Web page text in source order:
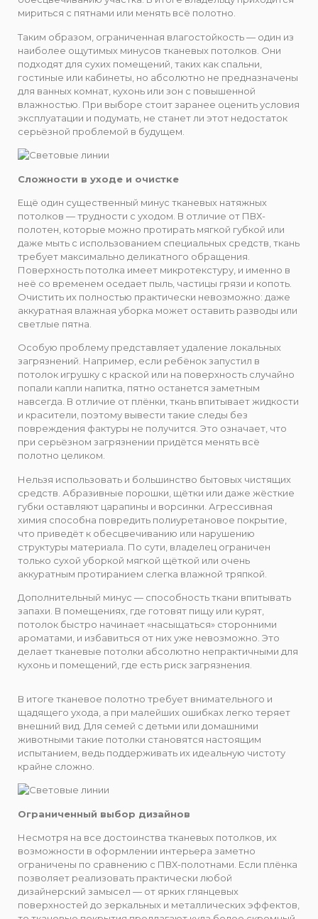
мириться с пятнами или менять всё полотно.
Таким образом, ограниченная влагостойкость — один из
наиболее ощутимых минусов тканевых потолков. Они
подходят для сухих помещений, таких как спальни,
гостиные или кабинеты, но абсолютно не предназначены
для ванных комнат, кухонь или зон с повышенной
влажностью. При выборе стоит заранее оценить условия
эксплуатации и подумать, не станет ли этот недостаток
серьёзной проблемой в будущем.
Сложности в уходе и очистке
Ещё один существенный минус тканевых натяжных
потолков — трудности с уходом. В отличие от ПВХ-
полотен, которые можно протирать мягкой губкой или
даже мыть с использованием специальных средств, ткань
требует максимально деликатного обращения.
Поверхность потолка имеет микротекстуру, и именно в
неё со временем оседает пыль, частицы грязи и копоть.
Очистить их полностью практически невозможно: даже
аккуратная влажная уборка может оставить разводы или
светлые пятна.
Особую проблему представляет удаление локальных
загрязнений. Например, если ребёнок запустил в
потолок игрушку с краской или на поверхность случайно
попали капли напитка, пятно останется заметным
навсегда. В отличие от плёнки, ткань впитывает жидкости
и красители, поэтому вывести такие следы без
повреждения фактуры не получится. Это означает, что
при серьёзном загрязнении придётся менять всё
полотно целиком.
Нельзя использовать и большинство бытовых чистящих
средств. Абразивные порошки, щётки или даже жёсткие
губки оставляют царапины и ворсинки. Агрессивная
химия способна повредить полиуретановое покрытие,
что приведёт к обесцвечиванию или нарушению
структуры материала. По сути, владелец ограничен
только сухой уборкой мягкой щёткой или очень
аккуратным протиранием слегка влажной тряпкой.
Дополнительный минус — способность ткани впитывать
запахи. В помещениях, где готовят пищу или курят,
потолок быстро начинает «насыщаться» сторонними
ароматами, и избавиться от них уже невозможно. Это
делает тканевые потолки абсолютно непрактичными для
кухонь и помещений, где есть риск загрязнения.
В итоге тканевое полотно требует внимательного и
щадящего ухода, а при малейших ошибках легко теряет
внешний вид. Для семей с детьми или домашними
животными такие потолки становятся настоящим
испытанием, ведь поддерживать их идеальную чистоту
крайне сложно.
Ограниченный выбор дизайнов
Несмотря на все достоинства тканевых потолков, их
возможности в оформлении интерьера заметно
ограничены по сравнению с ПВХ-полотнами. Если плёнка
позволяет реализовать практически любой
дизайнерский замысел — от ярких глянцевых
поверхностей до зеркальных и металлических эффектов,